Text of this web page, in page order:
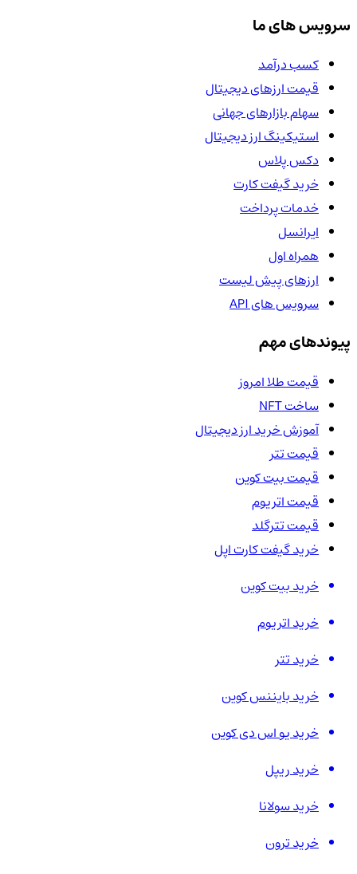
سرویس های ما
کسب درآمد
قیمت ارزهای دیجیتال
سهام بازارهای جهانی
استیکینگ ارز دیجیتال
دکس پلاس
خرید گیفت کارت
خدمات پرداخت
ایرانسل
همراه اول
ارزهای پیش لیست
سرویس های API
پیوندهای مهم
قیمت طلا امروز
ساخت NFT
آموزش خرید ارز دیجیتال
قیمت تتر
قیمت بیت کوین
قیمت اتریوم
قیمت تترگلد
خرید گیفت کارت اپل
خرید بیت کوین
خرید اتریوم
خرید تتر
خرید بایننس کوین
خرید یو اس دی کوین
خرید ریپل
خرید سولانا
خرید ترون